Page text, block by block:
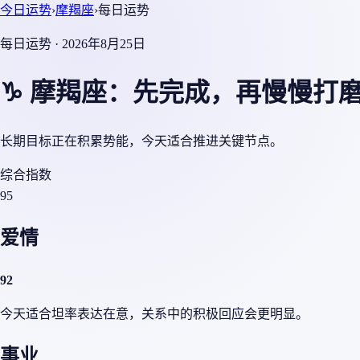
今日运势›摩羯座›每日运势
每日运势 · 2026年8月25日
♑ 摩羯座：先完成，再慢慢打
长期目标正在积累势能，今天适合推进关键节点。
综合指数
95
爱情
92
今天适合坦率表达在意，关系中的积极回应会更明显。
事业